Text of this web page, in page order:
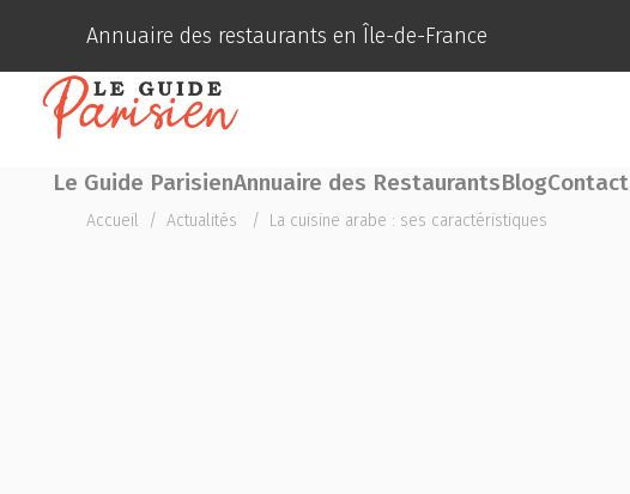
Annuaire des restaurants en Île-de-France
Le Guide ParisienAnnuaire des RestaurantsBlogContact
Accueil / Actualités / La cuisine arabe : ses caractéristiques